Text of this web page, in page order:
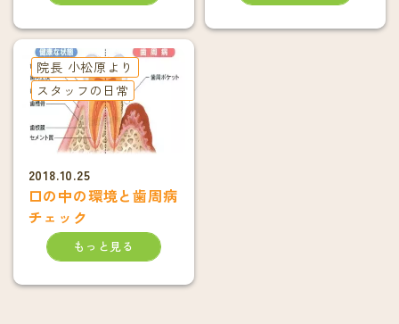
院長 小松原より
スタッフの日常
2018.10.25
口の中の環境と歯周病
チェック
もっと見る